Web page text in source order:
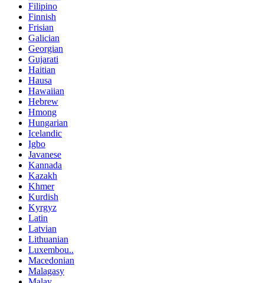
Filipino
Finnish
Frisian
Galician
Georgian
Gujarati
Haitian
Hausa
Hawaiian
Hebrew
Hmong
Hungarian
Icelandic
Igbo
Javanese
Kannada
Kazakh
Khmer
Kurdish
Kyrgyz
Latin
Latvian
Lithuanian
Luxembou..
Macedonian
Malagasy